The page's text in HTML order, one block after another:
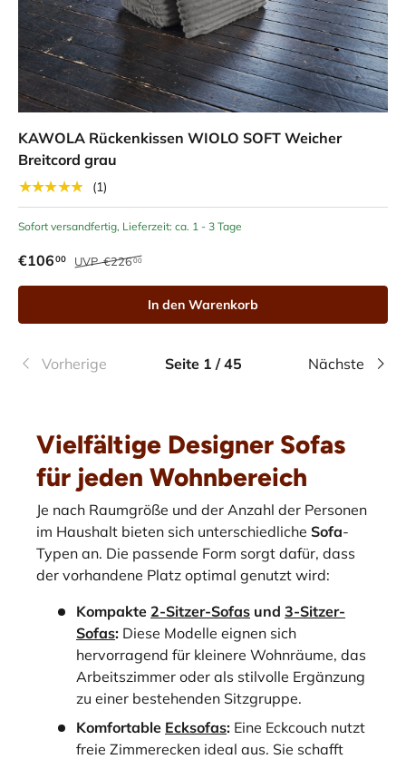
KAWOLA Rückenkissen WIOLO SOFT Weicher
Breitcord grau
★★★★★
(1)
Sofort versandfertig, Lieferzeit: ca. 1 - 3 Tage
€10600 UVP€22600
In den Warenkorb
Vorherige Seite 1 / 45 Nächste
Vielfältige Designer Sofas
für jeden Wohnbereich
Je nach Raumgröße und der Anzahl der Personen
im Haushalt bieten sich unterschiedliche Sofa-
Typen an. Die passende Form sorgt dafür, dass
der vorhandene Platz optimal genutzt wird:
Kompakte 2-Sitzer-Sofas und 3-Sitzer-
Sofas: Diese Modelle eignen sich
hervorragend für kleinere Wohnräume, das
Arbeitszimmer oder als stilvolle Ergänzung
zu einer bestehenden Sitzgruppe.
Komfortable Ecksofas: Eine Eckcouch nutzt
freie Zimmerecken ideal aus. Sie schafft